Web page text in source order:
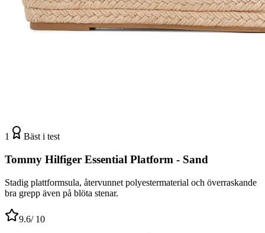
1 Bäst i test
Tommy Hilfiger Essential Platform - Sand
Stadig plattformsula, återvunnet polyestermaterial och överraskande
bra grepp även på blöta stenar.
9.6/ 10